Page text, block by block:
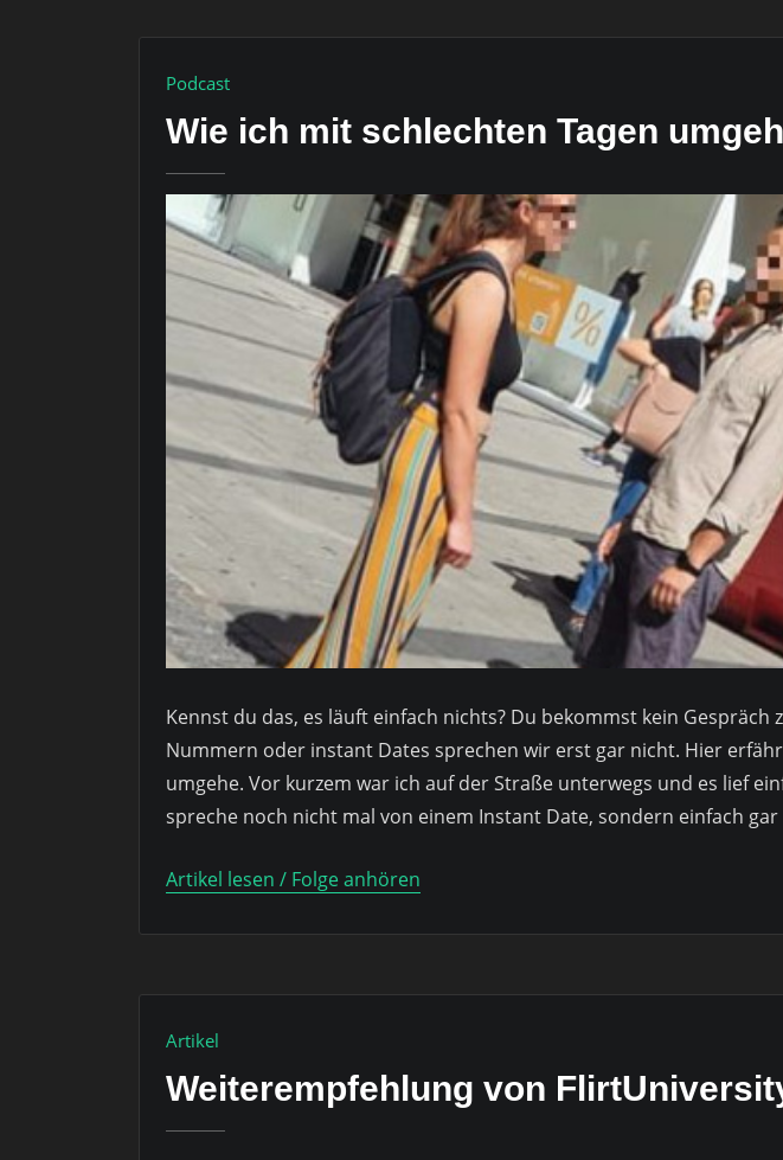
Podcast
Wie ich mit schlechten Tagen
Kennst du das, es läuft einfach nichts? Du bekommst kein Gespräch
Nummern oder instant Dates sprechen wir erst gar nicht. Hier
umgehe. Vor kurzem war ich auf der Straße unterwegs und es lief
spreche noch nicht mal von einem Instant Date, sondern einfach
Artikel lesen / Folge anhören
Artikel
Weiterempfehlung von